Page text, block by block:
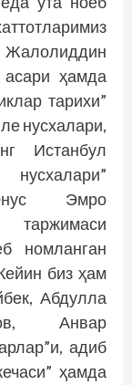
Жалолиддин
ҳамда
тарихи”
нусхалари,
Истанбул
нусхалари”
Эмро
таржимаси
номланган
биз ҳам
Абдулла
Анвар
адиб
ҳамда